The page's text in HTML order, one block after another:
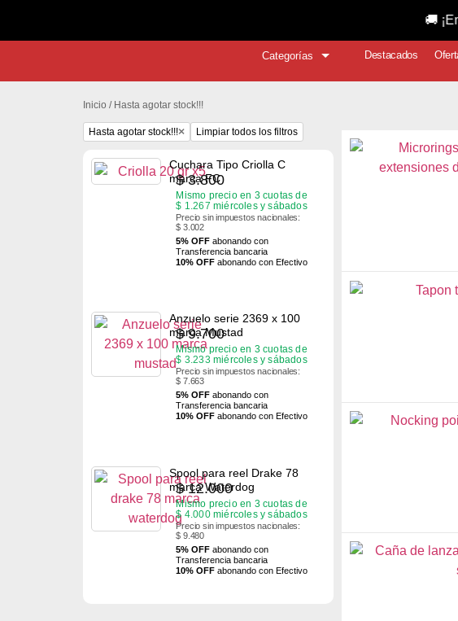
Categorías Destacados
Inicio / Hasta agotar stock!!!
Hasta agotar stock!!!× Limpiar todos los filtros
Cuchara Tipo Criolla C
marca FC
$3.800
Mismo precio en 3 cuotas de
$ 1.267 miércoles y sábados
Precio sin impuestos nacionales:
$ 3.002
5% OFF abonando con
Transferencia bancaria
10% OFF abonando con Efectivo
Anzuelo serie 2369 x 100
marca Mustad
$9.700
Mismo precio en 3 cuotas de
$ 3.233 miércoles y sábados
Precio sin impuestos nacionales:
$ 7.663
5% OFF abonando con
Transferencia bancaria
10% OFF abonando con Efectivo
Spool para reel Drake 78
marca Waterdog
$12.000
Mismo precio en 3 cuotas de
$ 4.000miércoles y sábados
Precio sin impuestos nacionales:
$ 9.480
5% OFF abonando con
Transferencia bancaria
10% OFF abonando con Efectivo
🚚 ¡Envío gratis a